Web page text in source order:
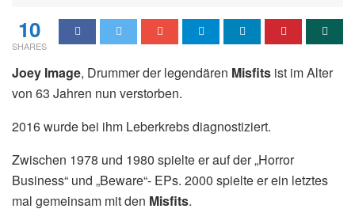
10
SHARES
Joey Image, Drummer der legendären Misfits ist im Alter
von 63 Jahren nun verstorben.
2016 wurde bei ihm Leberkrebs diagnostiziert.
Zwischen 1978 und 1980 spielte er auf der „Horror
Business“ und „Beware“- EPs. 2000 spielte er ein letztes
mal gemeinsam mit den Misfits.